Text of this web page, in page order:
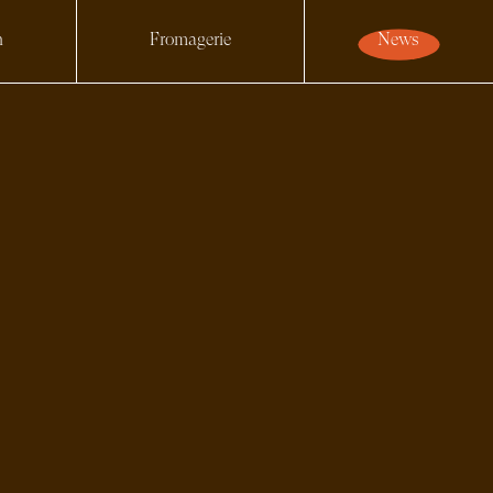
Fromagerie News